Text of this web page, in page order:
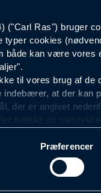
("Carl Ras") bruger
typer cookies
både kan være vores
til vores brug af de
indebærer, at der kan
der er angivet
trække dit samtykke
med det formål
analyser af, hvilke
Præferencer